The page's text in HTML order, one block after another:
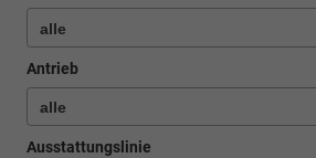
Antrieb
Ausstattungslinie